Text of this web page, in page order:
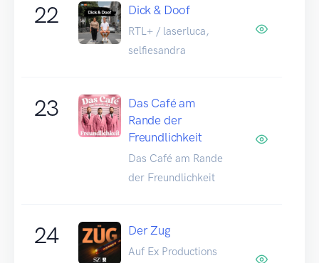
22 Dick & Doof
RTL+ / laserluca,
selfiesandra
23
Das Café am
Rande der
Freundlichkeit
Das Café am Rande
der Freundlichkeit
24 Der Zug
Auf Ex Productions